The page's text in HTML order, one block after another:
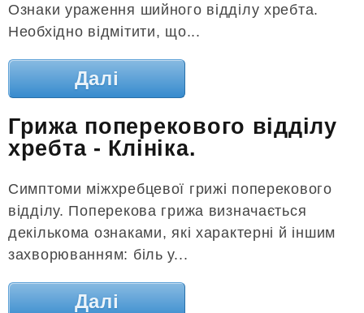
Ознаки ураження шийного відділу хребта.
Необхідно відмітити, що...
Далі
Грижа поперекового відділу
хребта - Клініка.
Симптоми міжхребцевої грижі поперекового
відділу. Поперекова грижа визначається
декількома ознаками, які характерні й іншим
захворюванням: біль у...
Далі